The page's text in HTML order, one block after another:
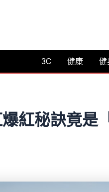
3C 健康 健
紅秘訣竟